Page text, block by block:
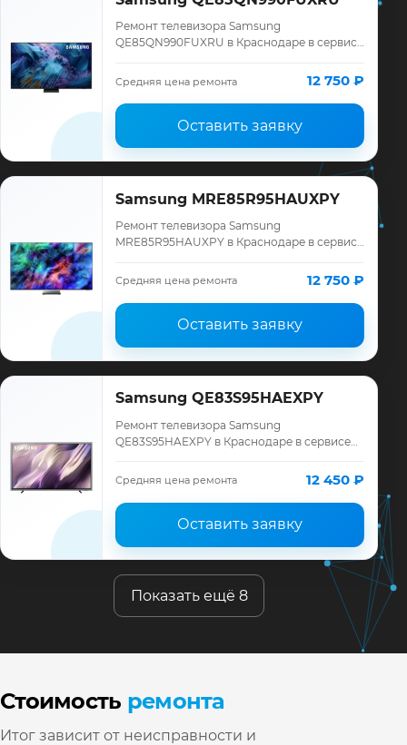
Ремонт телевизора Samsung
QE85QN990FUXRU в Краснодаре в сервисе
Samsung, смета до ремонта, запчасти и
гарантия до 12 меся…
Средняя цена ремонта 12 750 ₽
Оставить заявку
Samsung MRE85R95HAUXPY
Ремонт телевизора Samsung
MRE85R95HAUXPY в Краснодаре в сервисе
Samsung, смета до ремонта, запчасти и
Средняя цена ремонта 12 750 ₽
Оставить заявку
Samsung QE83S95HAEXPY
Ремонт телевизора Samsung
QE83S95HAEXPY в Краснодаре в сервисе
Samsung, смета до ремонта, запчасти и
гарантия до 12 месяц…
Средняя цена ремонта 12 450 ₽
Оставить заявку
Показать ещё 8
Стоимость ремонта
Итог зависит от неисправности и